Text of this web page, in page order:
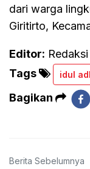
dari warga
Giritirto,
Editor: Redaksi
Tags
idul
Bagikan
Berita Sebelumnya